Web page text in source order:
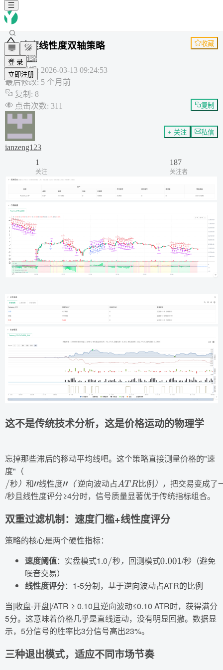
登 录
立即注册
速度线性度双轴策略 收藏
通用策略
创建日期: 2026-03-13 09:24:53
最后修改: 5 个月前
复制 : 8
点击次数: 311 复制
ianzeng123
+ 关注 私信
1
关注
187
关注者
这不是传统技术分析，这是价格运动的物理学
忘掉那些滞后的移动平均线吧。这个策略直接测量价格的"速
度"（
秒） 和 线性度 （逆向波动占 比例 ） ， 把交易变成了
秒） 和 线性度 （ 逆向 波动占 比例） ， 把交易变成了
秒） 和 线性度 （ 逆向波动占 比例） ， 把交易变成了
/秒） 和"线性度"（ 逆 向波动占ATR比例），把交易变成了一门
/秒且线性度评分≥4分时，信号质量显著优于传统指标组合。
双重过滤机制：速度门槛+线性度评分
策略的核心是两个硬性指标：
速度阈值：实盘模式1.0 秒 ， 回测模式
秒， 回测模式
秒， 回测模式
/秒， 回测模式0.001 /秒（避免
噪音交易）
线性度评分：1-5分制，基于逆向波动占ATR的比例
当|收盘-开盘|/ATR ≥ 0.10且逆向波动≤0.10 ATR时，获得满分
5分。这意味着价格几乎是直线运动，没有明显回撤。数据显
示，5分信号的胜率比3分信号高出23%。
三种退出模式，适应不同市场节奏